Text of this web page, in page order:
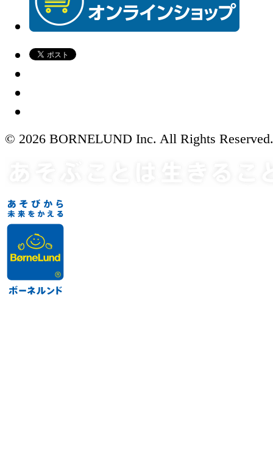
© 2026 BORNELUND Inc. All Rights Reserved.